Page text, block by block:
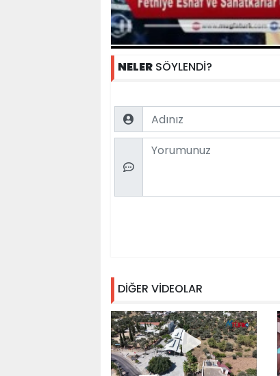
NELER SÖYLENDİ?
Name
Comment
DİĞER VİDEOLAR